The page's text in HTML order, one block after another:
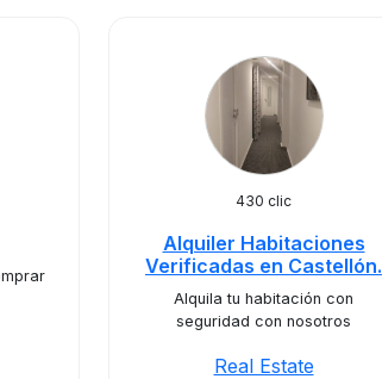
430 clic
Alquiler Habitaciones
Verificadas en Castellón.
Alquila tu habitación con
seguridad con nosotros
Real Estate